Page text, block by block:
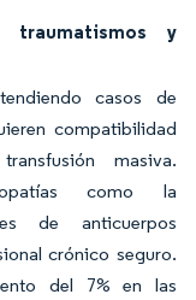
y
casos de
compatibilidad
masiva.
como la
de anticuerpos
crónico seguro.
del 7% en las